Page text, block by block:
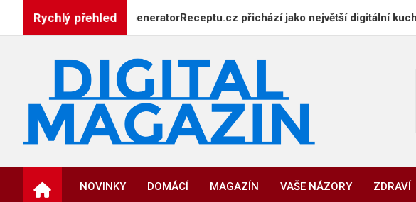
Rychlý přehled
u plotny: GeneratorReceptu.cz přichází jako největší digitální kuchařka v Česku
DigitalMagazin.cz
NOVINKY DOMÁCÍ MAGAZÍN VAŠE NÁZORY ZDRAVÍ